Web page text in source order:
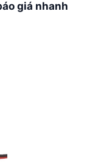
giá nhanh